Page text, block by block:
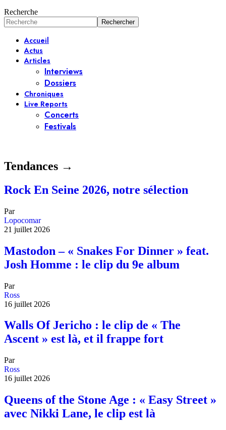
Recherche
Accueil
Actus
Articles
Interviews
Dossiers
Chroniques
Live Reports
Concerts
Festivals
Tendances →
Rock En Seine 2026, notre sélection
Par
Lopocomar
21 juillet 2026
Mastodon – « Snakes For Dinner » feat.
Josh Homme : le clip du 9e album
Par
Ross
16 juillet 2026
Walls Of Jericho : le clip de « The
Ascent » est là, et il frappe fort
Par
Ross
16 juillet 2026
Queens of the Stone Age : « Easy Street »
avec Nikki Lane, le clip est là